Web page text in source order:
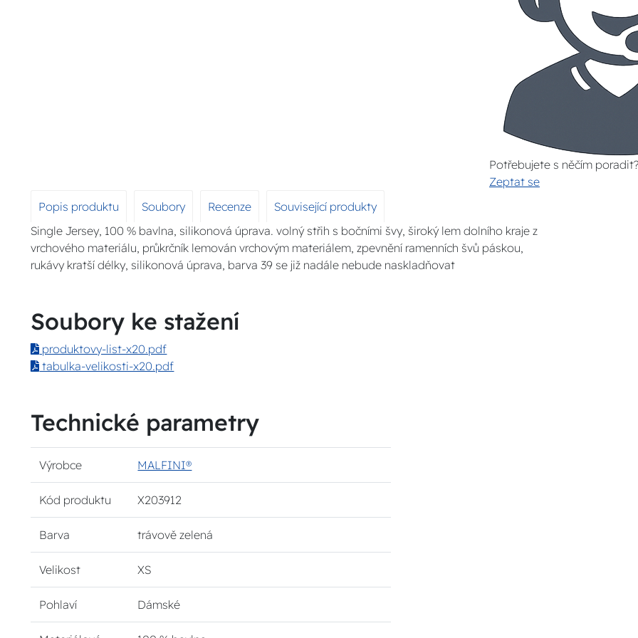
Potřebujete s něčím poradit?
Zeptat se
Popis produktu
Soubory Recenze
Související produkty
Single Jersey, 100 % bavlna, silikonová úprava. volný střih s bočními švy, široký lem dolního kraje z
vrchového materiálu, průkrčník lemován vrchovým materiálem, zpevnění ramenních švů páskou,
rukávy kratší délky, silikonová úprava, barva 39 se již nadále nebude naskladňovat
Soubory ke stažení
produktovy-list-x20.pdf
tabulka-velikosti-x20.pdf
Technické parametry
Výrobce MALFINI®
Kód produktu X203912
Barva trávově zelená
Velikost XS
Pohlaví Dámské